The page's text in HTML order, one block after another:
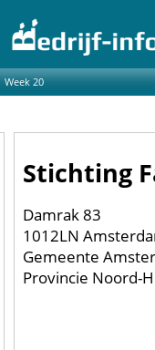
Week 20
Stichting
Damrak 83
1012LN
Gemeente
Provincie Noord-